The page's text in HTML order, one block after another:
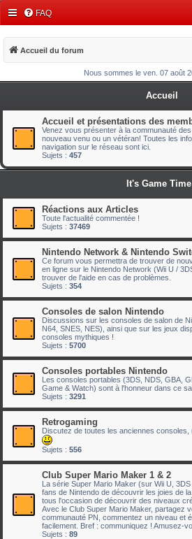
FAQ
Accueil du forum
Nous sommes le ven. 07 août
Accueil
Accueil et présentations des
Venez vous présenter à la communauté
nouveau venu ou un vétéran! Toutes les
navigation sur le réseau sont ici.
Sujets : 457
It's Game
Réactions aux Articles
Toute l'actualité commentée !
Sujets : 37469
Nintendo Network & Nintendo
Ce forum vous permettra de trouver de
en ligne sur le Nintendo Network (Wii U /
trouver de l'aide en cas de problèmes.
Sujets : 354
Consoles de salon Nintendo
Discussions sur les consoles de salon de
N64, SNES, NES), ainsi que sur les jeux
consoles mythiques !
Sujets : 5700
Consoles portables Nintendo
Les consoles portables (3DS, NDS, GBA,
Game & Watch) sont à l'honneur dans ce
Sujets : 3291
Retrogaming
Discutez de toutes les anciennes consoles,
Sujets : 556
Club Super Mario Maker 1 & 2
La série Super Mario Maker (sur Wii U,
fans de Nintendo de découvrir les joies de
tous l'occasion de découvrir des niveaux
Avec le Club Super Mario Maker, partagez
communauté PN, commentez un niveau et
facilement. Bref : communiquez ! Amusez-
Sujets : 89